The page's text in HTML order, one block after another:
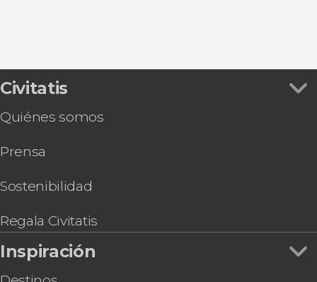
Civitatis
Quiénes somos
Prensa
Sostenibilidad
Regala Civitatis
Inspiración